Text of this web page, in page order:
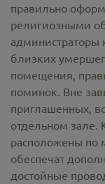
правильно
религиозными
администраторы
близких
помещения,
поминок. Вне
приглашенных,
отдельном зале.
расположены по
обеспечат
достойные